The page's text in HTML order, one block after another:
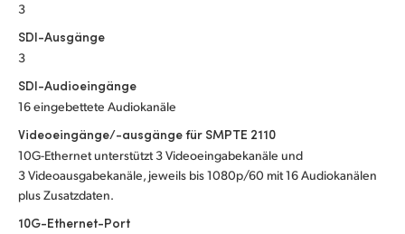
Spain
Sweden
Turkey
UAE
3
SDI-Ausgänge
3
SDI-Audioeingänge
16 eingebettete Audiokanäle
Videoeingänge/-ausgänge für SMPTE 2110
10G-Ethernet unterstützt 3 Videoeingabekanäle und
3 Videoausgabekanäle, jeweils bis 1080p/60 mit 16 Audiokanälen
plus Zusatzdaten.
10G-Ethernet-Port